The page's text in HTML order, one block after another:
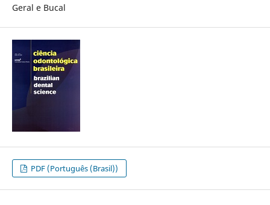
Geral e Bucal
PDF (Português (Brasil))